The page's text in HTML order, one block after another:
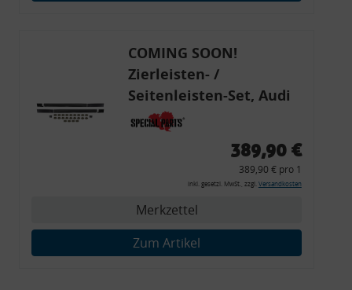
COMING SOON!
Zierleisten- /
Seitenleisten-Set, Audi
80 Cabrio, Coupe, S2, (6x
Zierleiste, 2x Kappe,
Montagewerkzeug)
389,90 €
389,90 € pro 1
inkl. gesetzl. MwSt., zzgl. Versandkosten
Merkzettel
Zum Artikel